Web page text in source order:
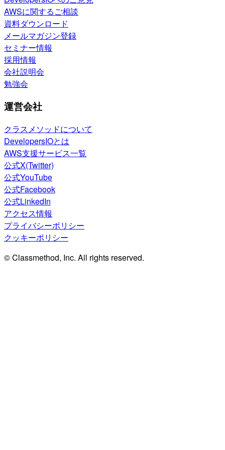
AWSに関するご相談
資料ダウンロード
メールマガジン登録
セミナー情報
採用情報
会社説明会
勉強会
運営会社
クラスメソッドについて
DevelopersIOとは
AWS支援サービス一覧
公式X(Twitter)
公式YouTube
公式Facebook
公式LinkedIn
アクセス情報
プライバシーポリシー
クッキーポリシー
© Classmethod, Inc. All rights reserved.